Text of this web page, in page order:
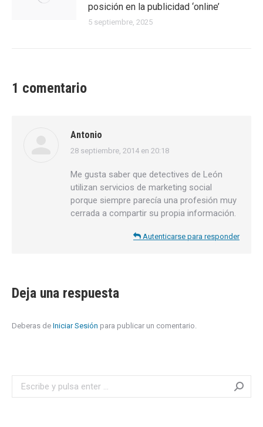
posición en la publicidad ‘online’
5 septiembre, 2025
1 comentario
Antonio
dice:
28 septiembre, 2014 en 20:18
Me gusta saber que detectives de León
utilizan servicios de marketing social
porque siempre parecía una profesión muy
cerrada a compartir su propia información.
Autenticarse para responder
Deja una respuesta
Deberas de Iniciar Sesión para publicar un comentario.
Search: